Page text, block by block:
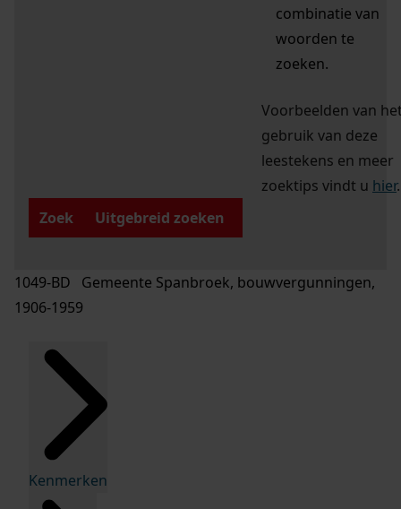
combinatie van
woorden te
zoeken.
Voorbeelden van
gebruik van deze
leestekens en meer
zoektips vindt u hier.
Zoek
Uitgebreid zoeken
1049-BD Gemeente Spanbroek, bouwvergunningen,
1906-1959
Kenmerken